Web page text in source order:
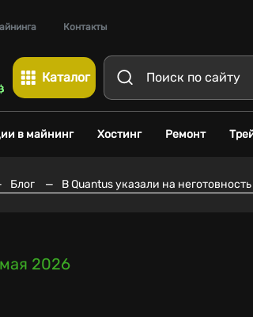
Контакты
Каталог
в майнинг Хостинг Ремонт
Блог — В Quantus указали на
2026